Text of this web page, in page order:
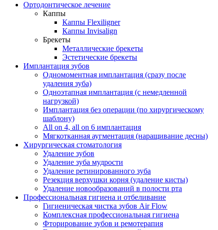
Ортодонтическое лечение
Каппы
Каппы Flexiligner
Каппы Invisalign
Брекеты
Металлические брекеты
Эстетические брекеты
Имплантация зубов
Одномоментная имплантация (сразу после
удаления зуба)
Одноэтапная имплантация (с немедленной
нагрузкой)
Имплантация без операции (по хирургическому
шаблону)
All on 4, all on 6 имплантация
Мягкотканная аугментация (наращивание десны)
Хирургическая стоматология
Удаление зубов
Удаление зуба мудрости
Удаление ретинированного зуба
Резекция верхушки корня (удаление кисты)
Удаление новообразований в полости рта
Профессиональная гигиена и отбеливание
Гигиеническая чистка зубов Air Flow
Комплексная профессиональная гигиена
Фторирование зубов и ремотерапия